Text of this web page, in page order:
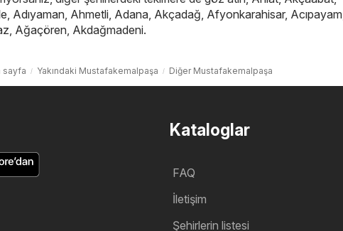
Adıyaman Ahmetli Adana Akçadağ Afyonkarahisar, Acıpayam
Ağaçören Akdağmadeni.
sayfa Yakındaki Mustafakemalpaşa Diğer Mustafakemalpaşa
Kataloglar
FAQ
İletişim
Şehirlerin listesi